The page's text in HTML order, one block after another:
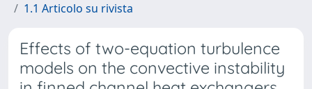
1.1 Articolo su rivista
Effects of two-equation turbulence
models on the convective instability